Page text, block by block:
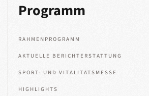
Programm
RAHMENPROGRAMM
AKTUELLE BERICHTERSTATTUNG
SPORT- UND VITALITÄTSMESSE
HIGHLIGHTS